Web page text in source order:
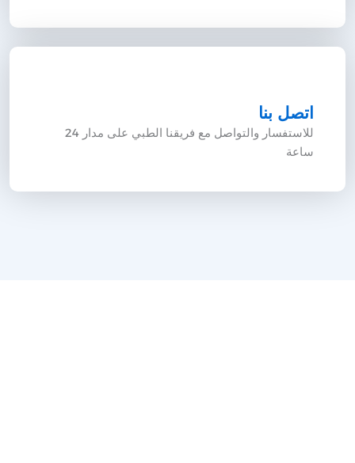
اتصل بنا
للاستفسار والتواصل مع فريقنا الطبي على مدار 24
ساعة